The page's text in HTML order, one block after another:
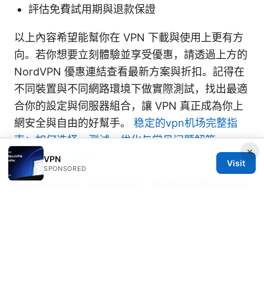
評估免費試用期與退款保證
以上內容希望能幫你在 VPN 下載與使用上更有方
向。若你想要立刻體驗並享受優惠，請透過上方的
NordVPN 優惠連結查看最新方案與折扣。記得在
不同裝置與不同網路環境下做實際測試，找出最適
合你的設定與伺服器組合，讓 VPN 真正成為你上
網安全與自由的好幫手。 稳定的vpn机场完整指
南：如何选择、测试、优化与常见问题解答
（2025-2026版）
Vpn永久免費：真實可用性、風險與長期解決方案
×
VPN
SPONSORED
Visit